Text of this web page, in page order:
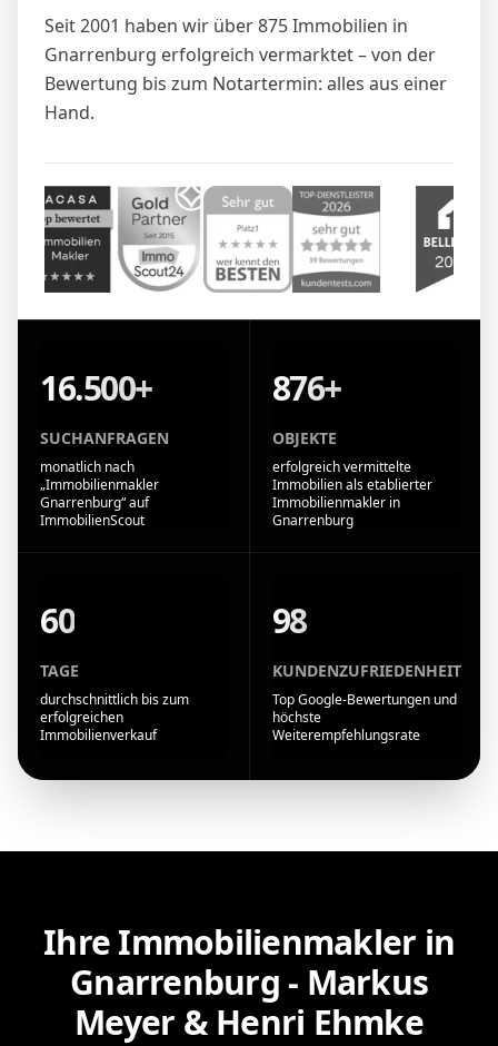
Seit 2001 haben wir über 875 Immobilien in
Gnarrenburg erfolgreich vermarktet – von der
Bewertung bis zum Notartermin: alles aus einer
Hand.
16.500+
SUCHANFRAGEN
monatlich nach
„Immobilienmakler
Gnarrenburg“ auf
ImmobilienScout
876+
OBJEKTE
erfolgreich vermittelte
Immobilien als etablierter
Immobilienmakler in
Gnarrenburg
60
TAGE
durchschnittlich bis zum
erfolgreichen
Immobilienverkauf
98
KUNDENZUFRIEDENHEIT
Top Google-Bewertungen und
höchste
Weiterempfehlungsrate
Ihre Immobilienmakler in
Gnarrenburg - Markus
Meyer & Henri Ehmke